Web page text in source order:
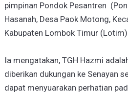
pimpinan Pondok Pesantren
Hasanah, Desa Paok Motong,
Kabupaten Lombok Timur
Ia mengatakan, TGH Hazmi
diberikan dukungan ke Senayan
dapat menyuarakan perhatian